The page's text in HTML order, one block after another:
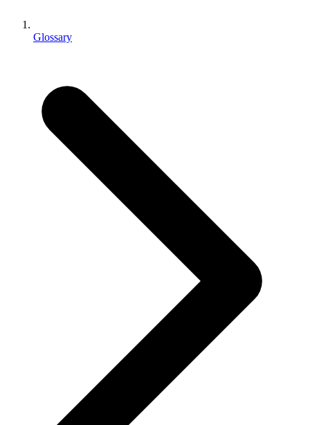
XR-игры
Запускайте XR-игры на разных платформах
Упрощенное создание многопользовательских игр
Glossary